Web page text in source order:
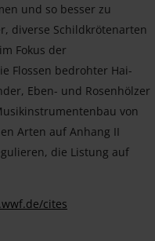
und so besser zu
diverse Schildkrötenarten
Fokus der
Flossen bedrohter Hai-
Eben- und Rosenhölzer
von
Arten auf Anhang II
die Listung auf
cites